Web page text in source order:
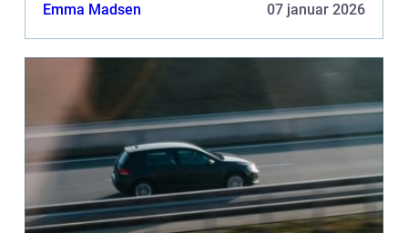
Emma Madsen 07 januar 2026